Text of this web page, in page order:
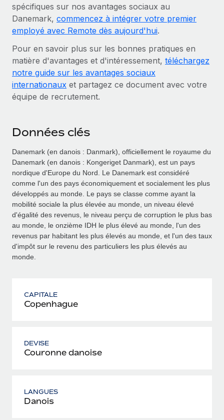
spécifiques sur nos avantages sociaux au
Danemark, commencez à intégrer votre premier
employé avec Remote dès aujourd'hui.
Pour en savoir plus sur les bonnes pratiques en
matière d'avantages et d'intéressement, téléchargez
notre guide sur les avantages sociaux
internationaux et partagez ce document avec votre
équipe de recrutement.
Données clés
Danemark (en danois : Danmark), officiellement le royaume du
Danemark (en danois : Kongeriget Danmark), est un pays
nordique d'Europe du Nord. Le Danemark est considéré
comme l'un des pays économiquement et socialement les plus
développés au monde. Le pays se classe comme ayant la
mobilité sociale la plus élevée au monde, un niveau élevé
d'égalité des revenus, le niveau perçu de corruption le plus bas
au monde, le onzième IDH le plus élevé au monde, l'un des
revenus par habitant les plus élevés au monde, et l'un des taux
d'impôt sur le revenu des particuliers les plus élevés au
monde.
CAPITALE
Copenhague
DEVISE
Couronne danoise
LANGUES
Danois